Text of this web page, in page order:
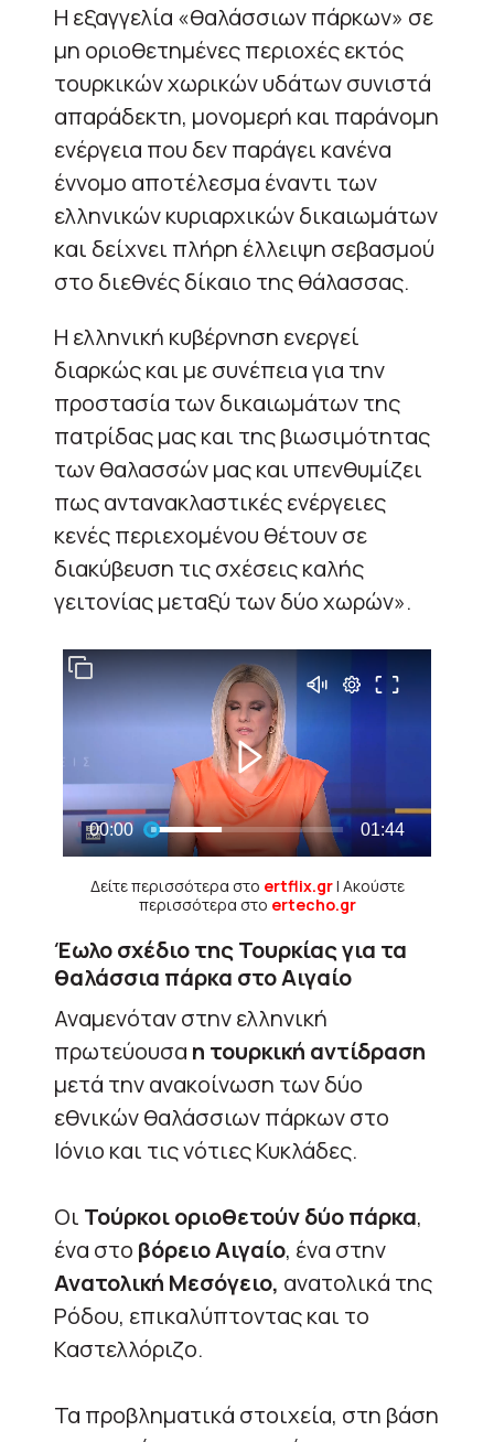
Η εξαγγελία «θαλάσσιων πάρκων» σε
μη οριοθετημένες περιοχές εκτός
τουρκικών χωρικών υδάτων συνιστά
απαράδεκτη, μονομερή και παράνομη
ενέργεια που δεν παράγει κανένα
έννομο αποτέλεσμα έναντι των
ελληνικών κυριαρχικών δικαιωμάτων
και δείχνει πλήρη έλλειψη σεβασμού
στο διεθνές δίκαιο της θάλασσας.
Η ελληνική κυβέρνηση ενεργεί
διαρκώς και με συνέπεια για την
προστασία των δικαιωμάτων της
πατρίδας μας και της βιωσιμότητας
των θαλασσών μας και υπενθυμίζει
πως αντανακλαστικές ενέργειες
κενές περιεχομένου θέτουν σε
διακύβευση τις σχέσεις καλής
γειτονίας μεταξύ των δύο χωρών».
Δείτε περισσότερα στο ertflix.gr| Ακούστε
περισσότερα στο ertecho.gr
Έωλο σχέδιο της Τουρκίας για τα
θαλάσσια πάρκα στο Αιγαίο
Αναμενόταν στην ελληνική
πρωτεύουσα η τουρκική αντίδραση
μετά την ανακοίνωση των δύο
εθνικών θαλάσσιων πάρκων στο
Ιόνιο και τις νότιες Κυκλάδες.
Οι Τούρκοι οριοθετούν δύο πάρκα,
ένα στο βόρειο Αιγαίο, ένα στην
Ανατολική Μεσόγειο, ανατολικά της
Ρόδου, επικαλύπτοντας και το
Καστελλόριζο.
Τα προβληματικά στοιχεία, στη βάση